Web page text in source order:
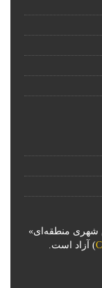
شهری منطقه‌ای»
) آزاد است.